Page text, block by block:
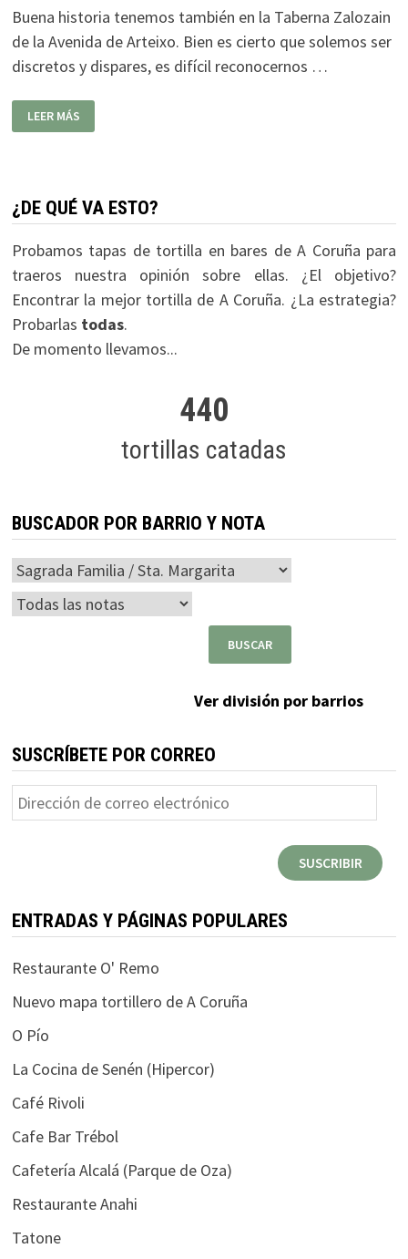
Buena historia tenemos también en la Taberna Zalozain
de la Avenida de Arteixo. Bien es cierto que solemos ser
discretos y dispares, es difícil reconocernos …
TABERNA
ZALOZAÍN
LEER MÁS
¿DE QUÉ VA ESTO?
Probamos tapas de tortilla en bares de A Coruña para
traeros nuestra opinión sobre ellas. ¿El objetivo?
Encontrar la mejor tortilla de A Coruña. ¿La estrategia?
Probarlas todas.
De momento llevamos...
440
tortillas catadas
BUSCADOR POR BARRIO Y NOTA
Ver división por barrios
SUSCRÍBETE POR CORREO
Dirección
de
SUSCRIBIR
ENTRADAS Y PÁGINAS POPULARES
Restaurante O' Remo
Nuevo mapa tortillero de A Coruña
O Pío
La Cocina de Senén (Hipercor)
Café Rivoli
Cafe Bar Trébol
Cafetería Alcalá (Parque de Oza)
Restaurante Anahi
Tatone